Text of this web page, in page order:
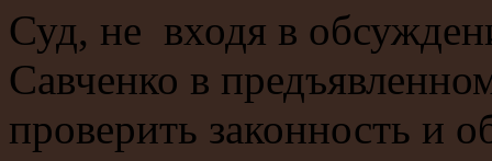
Суд, не входя в
Савченко в
проверить законность и